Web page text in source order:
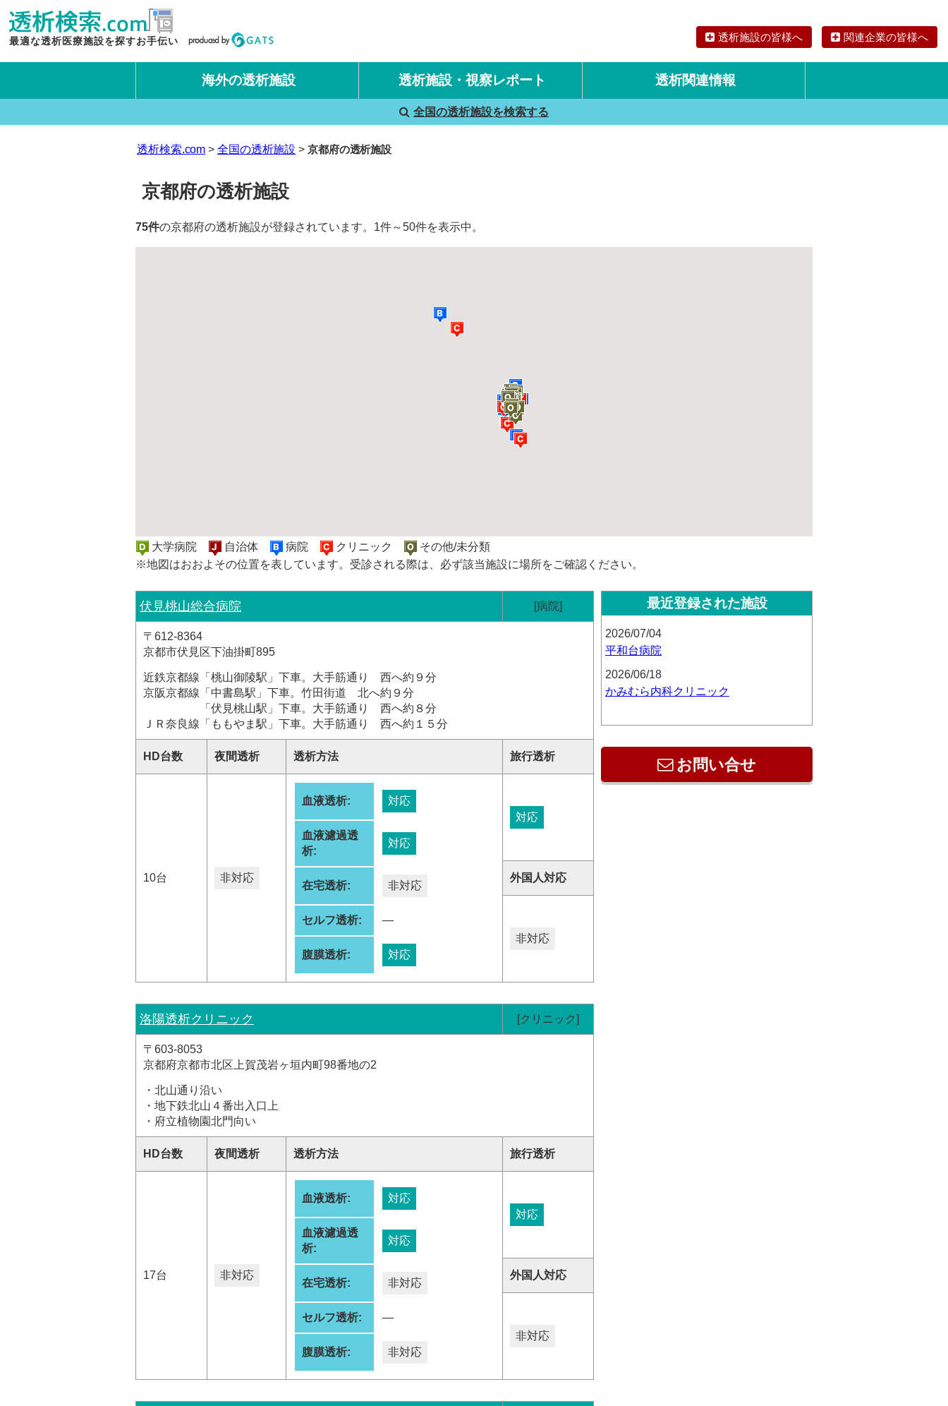
最適な透析医療施設を探すお手伝い 透析施設の皆様へ 関連企業の皆様へ
海外の透析施設 透析施設・視察レポート
国内旅行透析レポート
海外旅行透析レポート
透析関連情報
全国の透析施設を検索する
透析検索.com 全国の透析施設 京都府の透析施設
京都府の透析施設
75件の京都府の透析施設が登録されています。1件～50件を表示中。
大学病院 自治体 病院 クリニック
その他/未分類
※地図はおおよその位置を表しています。受診される際は、必ず該当施設に場所をご確認ください。
伏見桃山総合病院 [病院]
〒612-8364
京都市伏見区下油掛町895
近鉄京都線「桃山御陵駅」下車。大手筋通り 西へ約９分
京阪京都線「中書島駅」下車。竹田街道 北へ約９分
「伏見桃山駅」下車。大手筋通り 西へ約８分
ＪＲ奈良線「ももやま駅」下車。大手筋通り 西へ約１５分
HD台数 夜間透析 透析方法 旅行透析
10台 非対応
血液透析: 対応
血液濾過透
析:
対応
在宅透析: 非対応
セルフ透析: ―
腹膜透析: 対応
対応
外国人対応
非対応
洛陽透析クリニック [クリニック]
〒603-8053
京都府京都市北区上賀茂岩ヶ垣内町98番地の2
・北山通り沿い
・地下鉄北山４番出入口上
・府立植物園北門向い
HD台数 夜間透析 透析方法 旅行透析
17台 非対応
血液透析: 対応
血液濾過透
析:
対応
在宅透析: 非対応
セルフ透析: ―
腹膜透析: 非対応
対応
外国人対応
非対応
最近登録された施設
2026/07/04
平和台病院
2026/06/18
かみむら内科クリニック
お問い合せ